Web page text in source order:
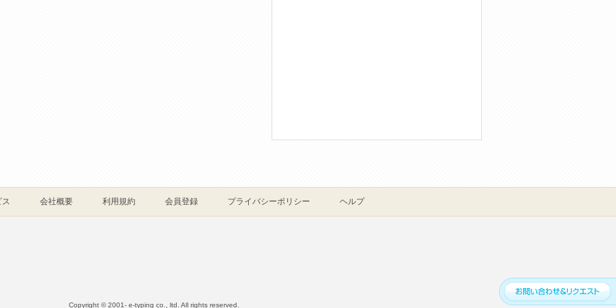
ス 会社概要 利用規約 会員登録 プライバシーポリシー ヘルプ
Copyright © 2001- e-typing co., ltd. All rights reserved.